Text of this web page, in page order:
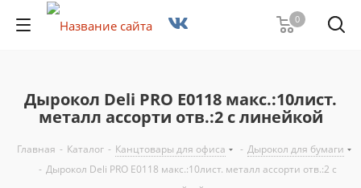
0
Дырокол Deli PRO E0118 макс.:10лист.
металл ассорти отв.:2 с линейкой
Главная - Каталог - Канцтовары для офиса - Дырокол для бумаги
- Дырокол Deli PRO E0118 макс.:10лист. металл ассорти отв.:2 с